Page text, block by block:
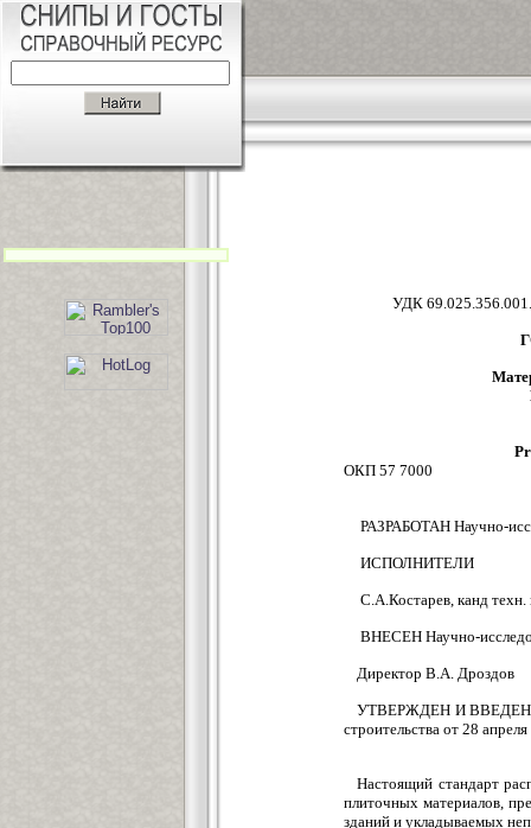
УДК
ОКП 57 7000
РАЗРАБОТАН Научно-
ИСПОЛНИТЕЛИ
С.А.Костарев, канд
ВНЕСЕН Научно-
Директор В.А. Дроздов
УТВЕРЖДЕН И ВВЕДЕН В
строительства от 28
Настоящий стандарт
плиточных материалов,
зданий и укладываемых